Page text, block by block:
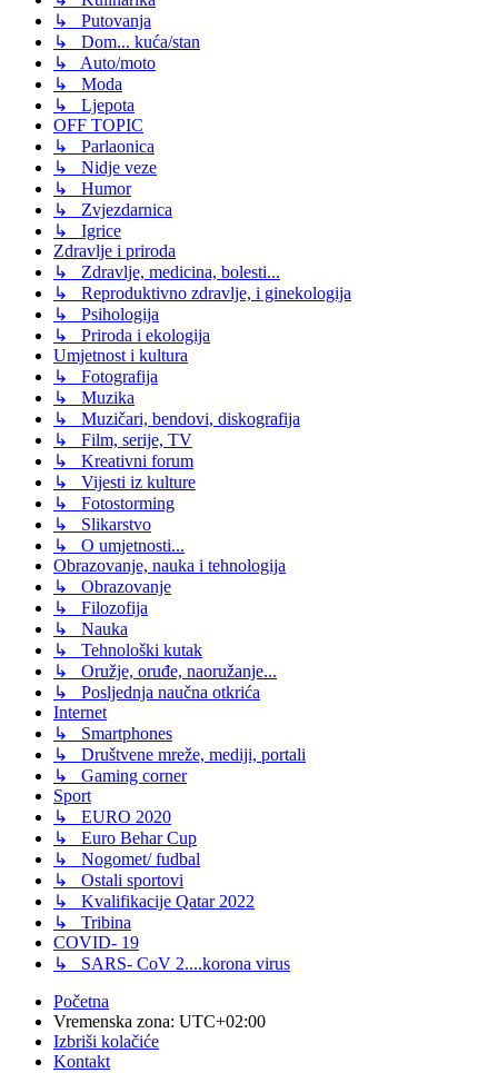
↳ Putovanja
↳ Dom... kuća/stan
↳ Auto/moto
↳ Moda
↳ Ljepota
OFF TOPIC
↳ Parlaonica
↳ Nidje veze
↳ Humor
↳ Zvjezdarnica
↳ Igrice
Zdravlje i priroda
↳ Zdravlje, medicina, bolesti...
↳ Reproduktivno zdravlje, i ginekologija
↳ Psihologija
↳ Priroda i ekologija
Umjetnost i kultura
↳ Fotografija
↳ Muzika
↳ Muzičari, bendovi, diskografija
↳ Film, serije, TV
↳ Kreativni forum
↳ Vijesti iz kulture
↳ Fotostorming
↳ Slikarstvo
↳ O umjetnosti...
Obrazovanje, nauka i tehnologija
↳ Obrazovanje
↳ Filozofija
↳ Nauka
↳ Tehnološki kutak
↳ Oružje, oruđe, naoružanje...
↳ Posljednja naučna otkrića
Internet
↳ Smartphones
↳ Društvene mreže, mediji, portali
↳ Gaming corner
Sport
↳ EURO 2020
↳ Euro Behar Cup
↳ Nogomet/ fudbal
↳ Ostali sportovi
↳ Kvalifikacije Qatar 2022
↳ Tribina
COVID- 19
↳ SARS- CoV 2....korona virus
Početna
Vremenska zona: UTC+02:00
Izbriši kolačiće
Kontakt